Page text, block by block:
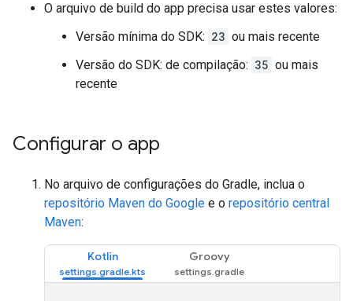
O arquivo de build do app precisa usar estes valores:
Versão mínima do SDK: 23 ou mais recente
Versão do SDK: de compilação: 35 ou mais
recente
Configurar o app
No arquivo de configurações do Gradle, inclua o
repositório Maven do Google e o repositório central
Maven:
Kotlin Groovy